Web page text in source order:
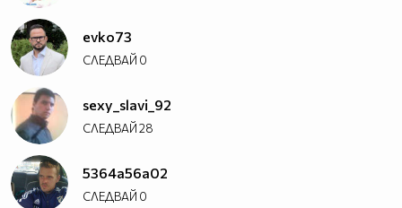
evko73
СЛЕДВАЙ 0
sexy_slavi_92
СЛЕДВАЙ28
5364a56a02
СЛЕДВАЙ 0